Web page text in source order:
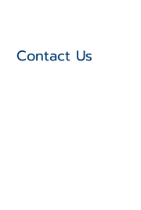
Contact Us